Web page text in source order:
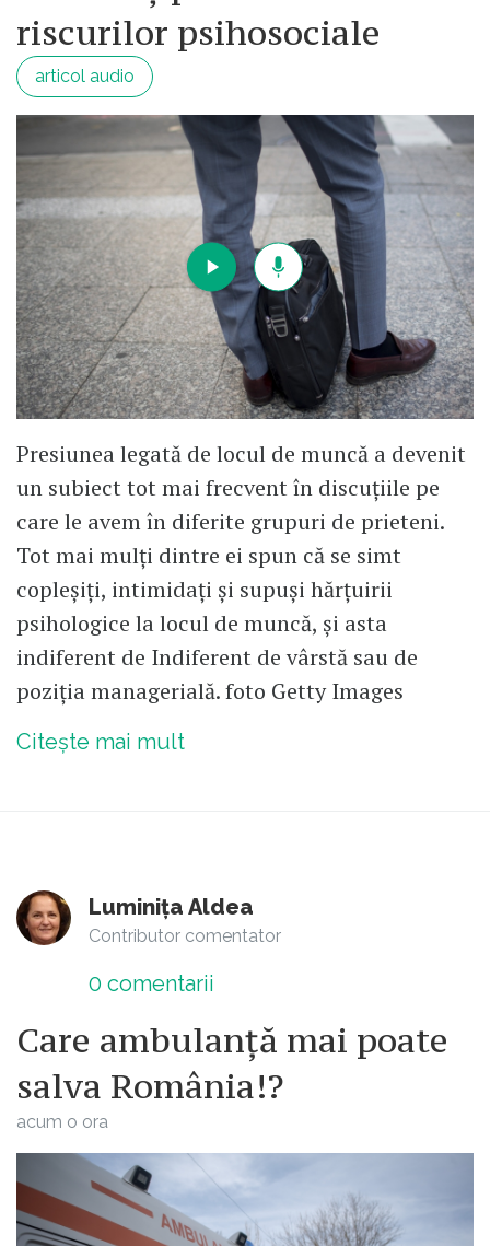
riscurilor psihosociale
articol audio
Presiunea legată de locul de muncă a devenit
un subiect tot mai frecvent în discuțiile pe
care le avem în diferite grupuri de prieteni.
Tot mai mulți dintre ei spun că se simt
copleșiți, intimidați și supuși hărțuirii
psihologice la locul de muncă, și asta
indiferent de Indiferent de vârstă sau de
poziția managerială. foto Getty Images
Citește mai mult
Luminița Aldea
Contributor comentator
0 comentarii
Care ambulanță mai poate
salva România!?
acum o ora